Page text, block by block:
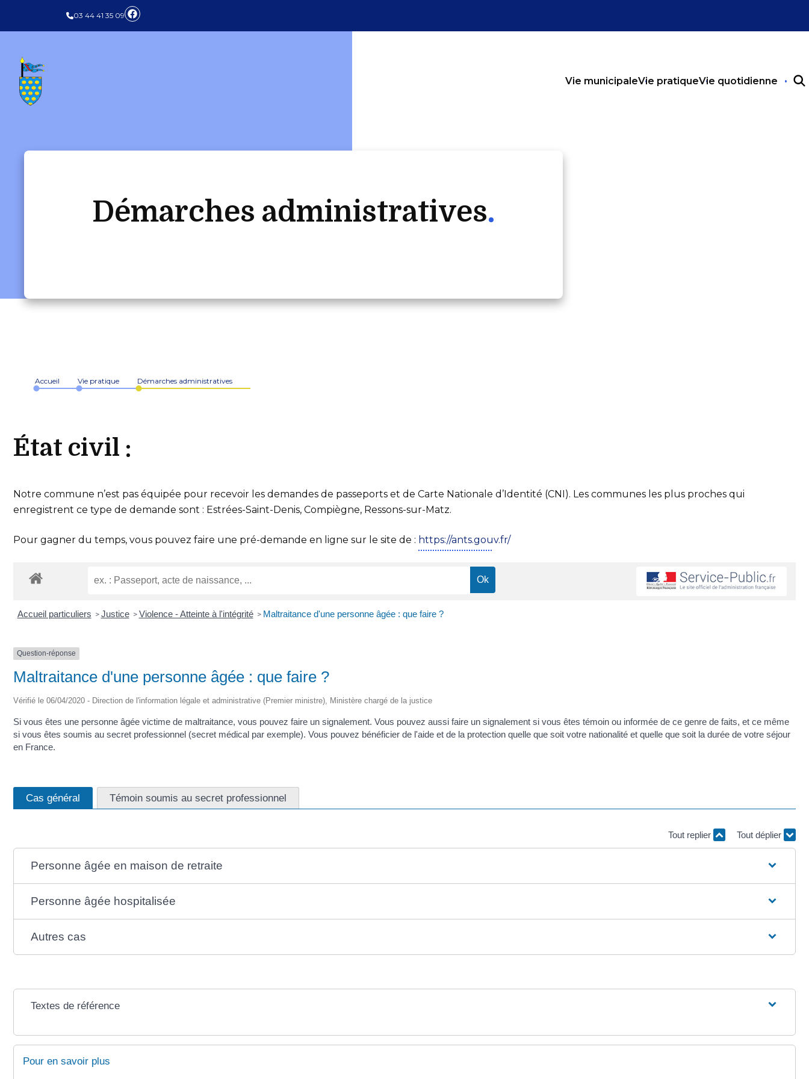
03 44 41 35 09
Vie municipaleVie pratiqueVie quotidienne
Démarches administratives
Accueil Vie pratique Démarches administratives
État civil :
Notre commune n’est pas équipée pour recevoir les demandes de passeports et de Carte Nationale d’Identité (CNI). Les communes les plus proches qui
enregistrent ce type de demande sont : Estrées-Saint-Denis, Compiègne, Ressons-sur-Matz.
Pour gagner du temps, vous pouvez faire une pré-demande en ligne sur le site de : https://ants.gouv.fr/
Accueil particuliers > Justice > Violence - Atteinte à l'intégrité > Maltraitance d'une personne âgée : que faire ?
Question-réponse
Maltraitance d'une personne âgée : que faire ?
Vérifié le 06/04/2020 - Direction de l'information légale et administrative (Premier ministre), Ministère chargé de la justice
Si vous êtes une personne âgée victime de maltraitance, vous pouvez faire un signalement. Vous pouvez aussi faire un signalement si vous êtes témoin ou informée de ce genre de faits, et ce même
si vous êtes soumis au secret professionnel (secret médical par exemple). Vous pouvez bénéficier de l'aide et de la protection quelle que soit votre nationalité et quelle que soit la durée de votre séjour
en France.
Cas général Témoin soumis au secret professionnel
Tout replier Tout déplier
Personne âgée en maison de retraite
Personne âgée hospitalisée
Autres cas
Textes de référence
Pour en savoir plus
Panneau de gestion des cookies